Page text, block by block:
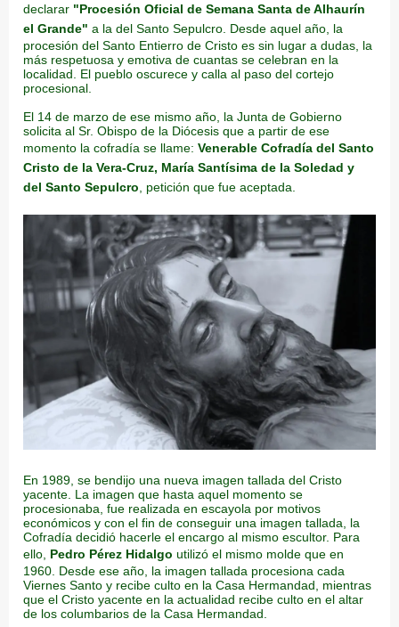
declarar "Procesión Oficial de Semana Santa de Alhaurín
el Grande" a la del Santo Sepulcro. Desde aquel año, la
procesión del Santo Entierro de Cristo es sin lugar a dudas, la
más respetuosa y emotiva de cuantas se celebran en la
localidad. El pueblo oscurece y calla al paso del cortejo
procesional.
El 14 de marzo de ese mismo año, la Junta de Gobierno
solicita al Sr. Obispo de la Diócesis que a partir de ese
momento la cofradía se llame: Venerable Cofradía del Santo
Cristo de la Vera-Cruz, María Santísima de la Soledad y
del Santo Sepulcro , petición que fue aceptada.
En 1989, se bendijo una nueva imagen tallada del Cristo
yacente. La imagen que hasta aquel momento se
procesionaba, fue realizada en escayola por motivos
económicos y con el fin de conseguir una imagen tallada, la
Cofradía decidió hacerle el encargo al mismo escultor. Para
ello, Pedro Pérez Hidalgo utilizó el mismo molde que en
1960. Desde ese año, la imagen tallada procesiona cada
Viernes Santo y recibe culto en la Casa Hermandad, mientras
que el Cristo yacente en la actualidad recibe culto en el altar
de los columbarios de la Casa Hermandad.